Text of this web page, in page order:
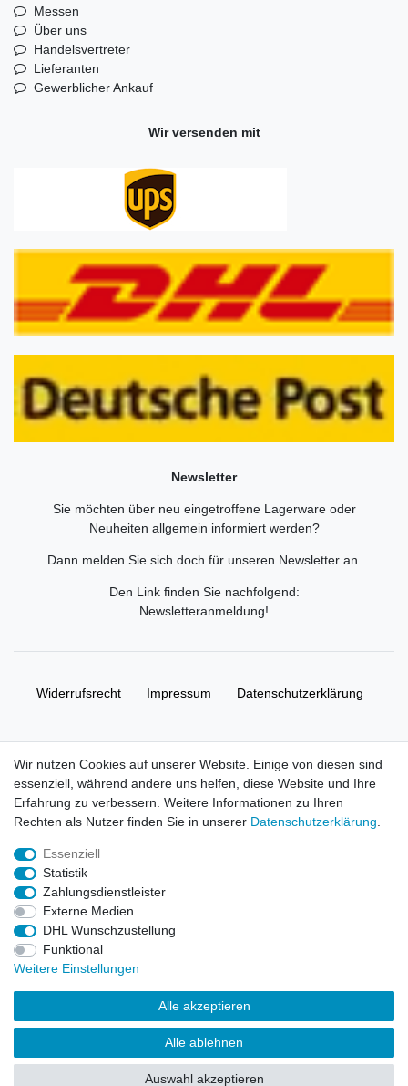
Messen
Über uns
Handelsvertreter
Lieferanten
Gewerblicher Ankauf
Wir versenden mit
Newsletter
Sie möchten über neu eingetroffene Lagerware oder
Neuheiten allgemein informiert werden?
Dann melden Sie sich doch für unseren Newsletter an.
Den Link finden Sie nachfolgend:
Newsletteranmeldung!
Widerrufs­recht Impressum Daten­schutz­erklärung
© Copyright 2026 | Alle Rechte vorbehalten. HL-
Handelsgesellschaft mbH.
Alle Markennamen, Warenzeichen sowie sämtliche Produktbilder
und Beschreibungen sind Eigentum Ihrer rechtmäßigen
Eigentümer und dienen hier nur der Beschreibung.
Preise nur für registrierte Händler, ansonsten zeigt der Shop 0,00
€
LEGO, das LEGO Logo, die Minifigur, DUPLO, LEGENDS OF
CHIMA, NINJAGO, BIONICLE, MINDSTORMS und MIXELS sind
urheberrechtlich geschützte Markenzeichen der LEGO Gruppe.
Wir nutzen Cookies auf unserer Website. Einige von diesen sind
essenziell, während andere uns helfen, diese Website und Ihre
Erfahrung zu verbessern. Weitere Informationen zu Ihren
Rechten als Nutzer finden Sie in unserer Daten­schutz­erklärung
Essenziell
Statistik
Zahlungsdienstleister
Externe Medien
DHL Wunschzustellung
Funktional
Weitere Einstellungen
Alle akzeptieren
Alle ablehnen
Auswahl akzeptieren